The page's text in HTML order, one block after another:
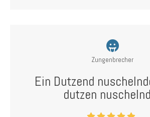
Zungenbrecher
Ein Dutzend
dutzen